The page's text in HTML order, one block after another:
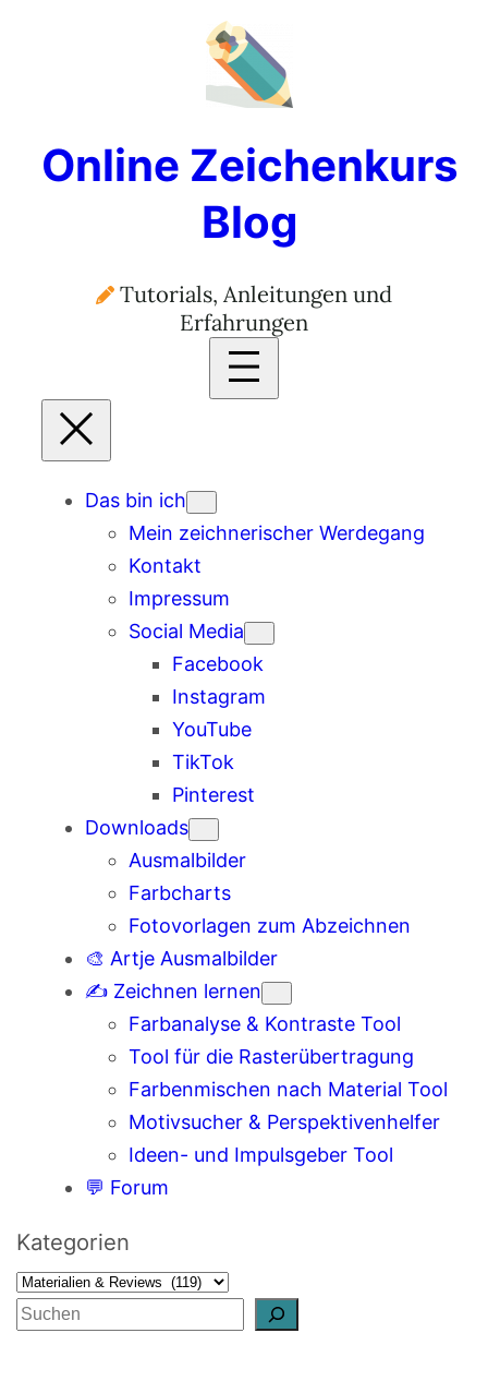
Online Zeichenkurs
Blog
Tutorials, Anleitungen und
Erfahrungen
Das bin ich
Mein zeichnerischer Werdegang
Kontakt
Impressum
Social Media
Facebook
Instagram
YouTube
TikTok
Pinterest
Downloads
Ausmalbilder
Farbcharts
Fotovorlagen zum Abzeichnen
🎨 Artje Ausmalbilder
✍️ Zeichnen lernen
Farbanalyse & Kontraste Tool
Tool für die Rasterübertragung
Farbenmischen nach Material Tool
Motivsucher & Perspektivenhelfer
Ideen- und Impulsgeber Tool
💬 Forum
Kategorien
S